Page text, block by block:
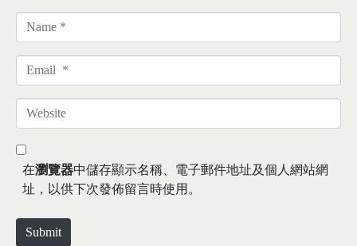
a
m
*
m
a
*
W
e
b
e
在瀏覽器中儲存顯示名稱、電子郵件地址及個人網站網
址，以供下次發佈留言時使用。
Submit